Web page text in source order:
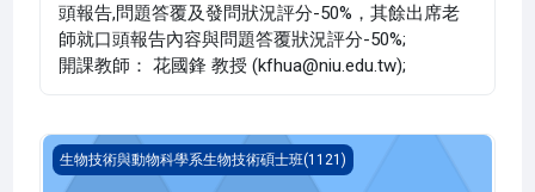
頭報告,問題答覆及發問狀況評分-50%，其餘出席老
師就口頭報告內容與問題答覆狀況評分-50%;
開課教師： 花國鋒 教授 (kfhua@niu.edu.tw);
生物技術特論 一(1121_R3BT000026A)
生物技術與動物科學系生物技術碩士班(1121)